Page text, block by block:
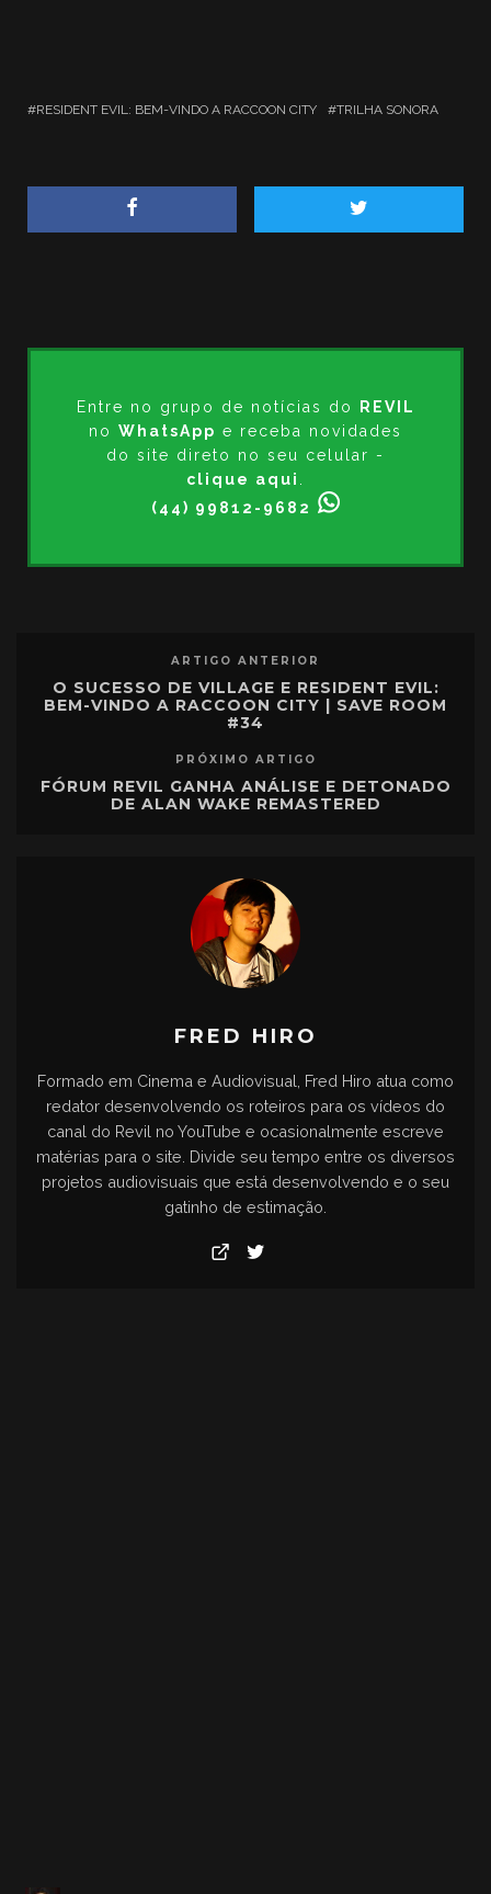
RESIDENT EVIL: BEM-VINDO A RACCOON CITY TRILHA SONORA
Entre no grupo de notícias do
REVIL
no WhatsApp e receba novidades
do site direto no seu celular -
clique aqui
(44) 99812-9682
ARTIGO ANTERIOR
O SUCESSO DE VILLAGE E RESIDENT EVIL:
BEM-VINDO A RACCOON CITY | SAVE ROOM
#34
PRÓXIMO ARTIGO
FÓRUM REVIL GANHA ANÁLISE E DETONADO
DE ALAN WAKE REMASTERED
FRED HIRO
Formado em Cinema e Audiovisual, Fred Hiro atua como
redator desenvolvendo os roteiros para os vídeos do
canal do Revil no YouTube e ocasionalmente escreve
matérias para o site. Divide seu tempo entre os diversos
projetos audiovisuais que está desenvolvendo e o seu
gatinho de estimação.